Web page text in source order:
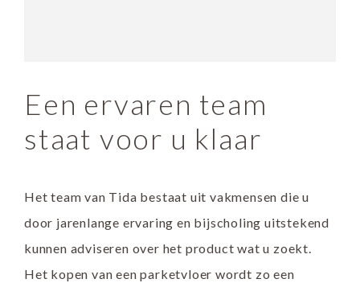
Een ervaren team
staat voor u klaar
Het team van Tida bestaat uit vakmensen die u
door jarenlange ervaring en bijscholing uitstekend
kunnen adviseren over het product wat u zoekt.
Het kopen van een parketvloer wordt zo een